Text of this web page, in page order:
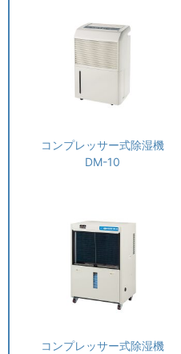
コンプレッサー式除湿機
DM-10
コンプレッサー式除湿機